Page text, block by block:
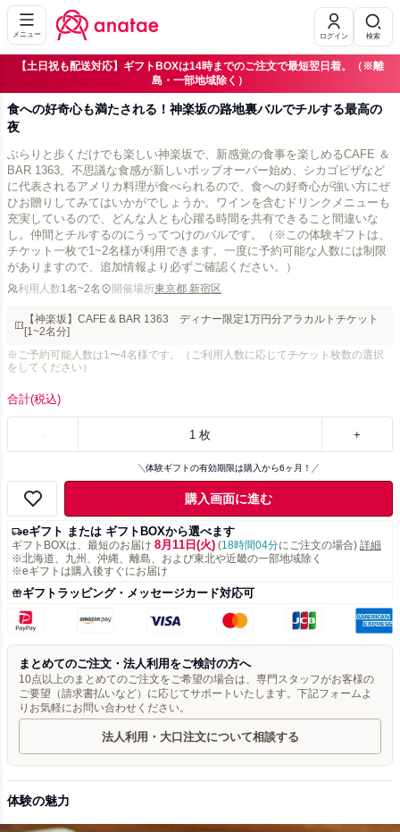
メニュー ログイン 検索
【土日祝も配送対応】ギフトBOXは14時までのご注文で最短翌日着。（※離
島・一部地域除く）
食への好奇心も満たされる！神楽坂の路地裏バルでチルする最高の
夜
ぶらりと歩くだけでも楽しい神楽坂で、新感覚の食事を楽しめるCAFE ＆
BAR 1363。不思議な食感が新しいポップオーバー始め、シカゴピザなど
に代表されるアメリカ料理が食べられるので、食への好奇心が強い方にぜ
ひお贈りしてみてはいかがでしょうか。ワインを含むドリンクメニューも
充実しているので、どんな人とも心躍る時間を共有できること間違いな
し。仲間とチルするのにうってつけのバルです。（※この体験ギフトは、
チケット一枚で1~2名様が利用できます。一度に予約可能な人数には制限
がありますので、追加情報より必ずご確認ください。）
利用人数1名~2名 開催場所東京都 新宿区
【神楽坂】CAFE & BAR 1363 ディナー限定1万円分アラカルトチケット
[1~2名分]
※ご予約可能人数は1〜4名様です。（ご利用人数に応じてチケット枚数の選択
をしてください）
合計(税込)
- 1 枚 +
体験ギフトの有効期限は購入から6ヶ月！
購入画面に進む
eギフト または ギフトBOXから選べます
ギフトBOXは、最短のお届け 8月11日(火) (18時間04分にご注文の場合) 詳細
※北海道、九州、沖縄、離島、および東北や近畿の一部地域除く
※eギフトは購入後すぐにお届け
ギフトラッピング・メッセージカード対応可
まとめてのご注文・法人利用をご検討の方へ
10点以上のまとめてのご注文をご希望の場合は、専門スタッフがお客様の
ご要望（請求書払いなど）に応じてサポートいたします。下記フォームよ
りお気軽にお問い合わせください。
法人利用・大口注文について相談する
体験の魅力